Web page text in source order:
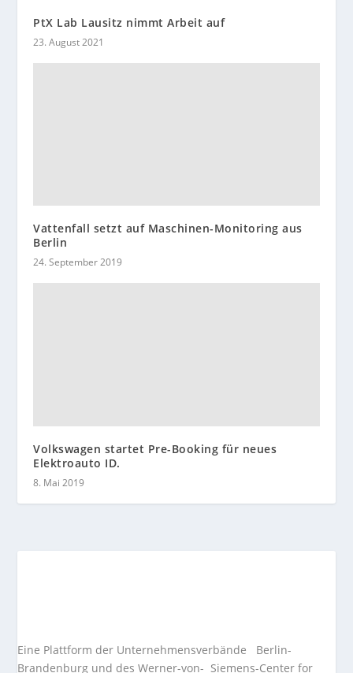
PtX Lab Lausitz nimmt Arbeit auf
23. August 2021
Vattenfall setzt auf Maschinen-Monitoring aus
Berlin
24. September 2019
Volkswagen startet Pre-Booking für neues
Elektroauto ID.
8. Mai 2019
Eine Plattform der Unternehmensverbände Berlin-
Brandenburg und des Werner-von- Siemens-Center for